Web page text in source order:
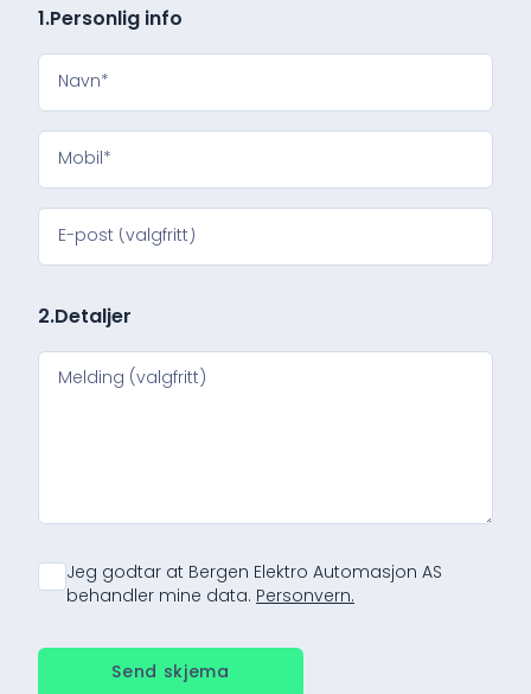
1.Personlig info
2.Detaljer
Jeg godtar at Bergen Elektro Automasjon AS
behandler mine data. Personvern.
Send skjema